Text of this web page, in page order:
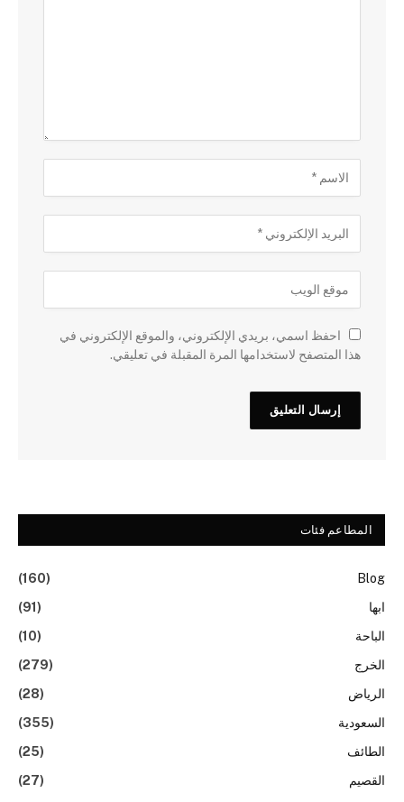
احفظ اسمي، بريدي الإلكتروني، والموقع الإلكتروني في
هذا المتصفح لاستخدامها المرة المقبلة في تعليقي.
المطاعم فئات
Blog
(160)
ابها
(91)
الباحة
(10)
الخرج
(279)
الرياض
(28)
السعودية
(355)
الطائف
(25)
القصيم
(27)